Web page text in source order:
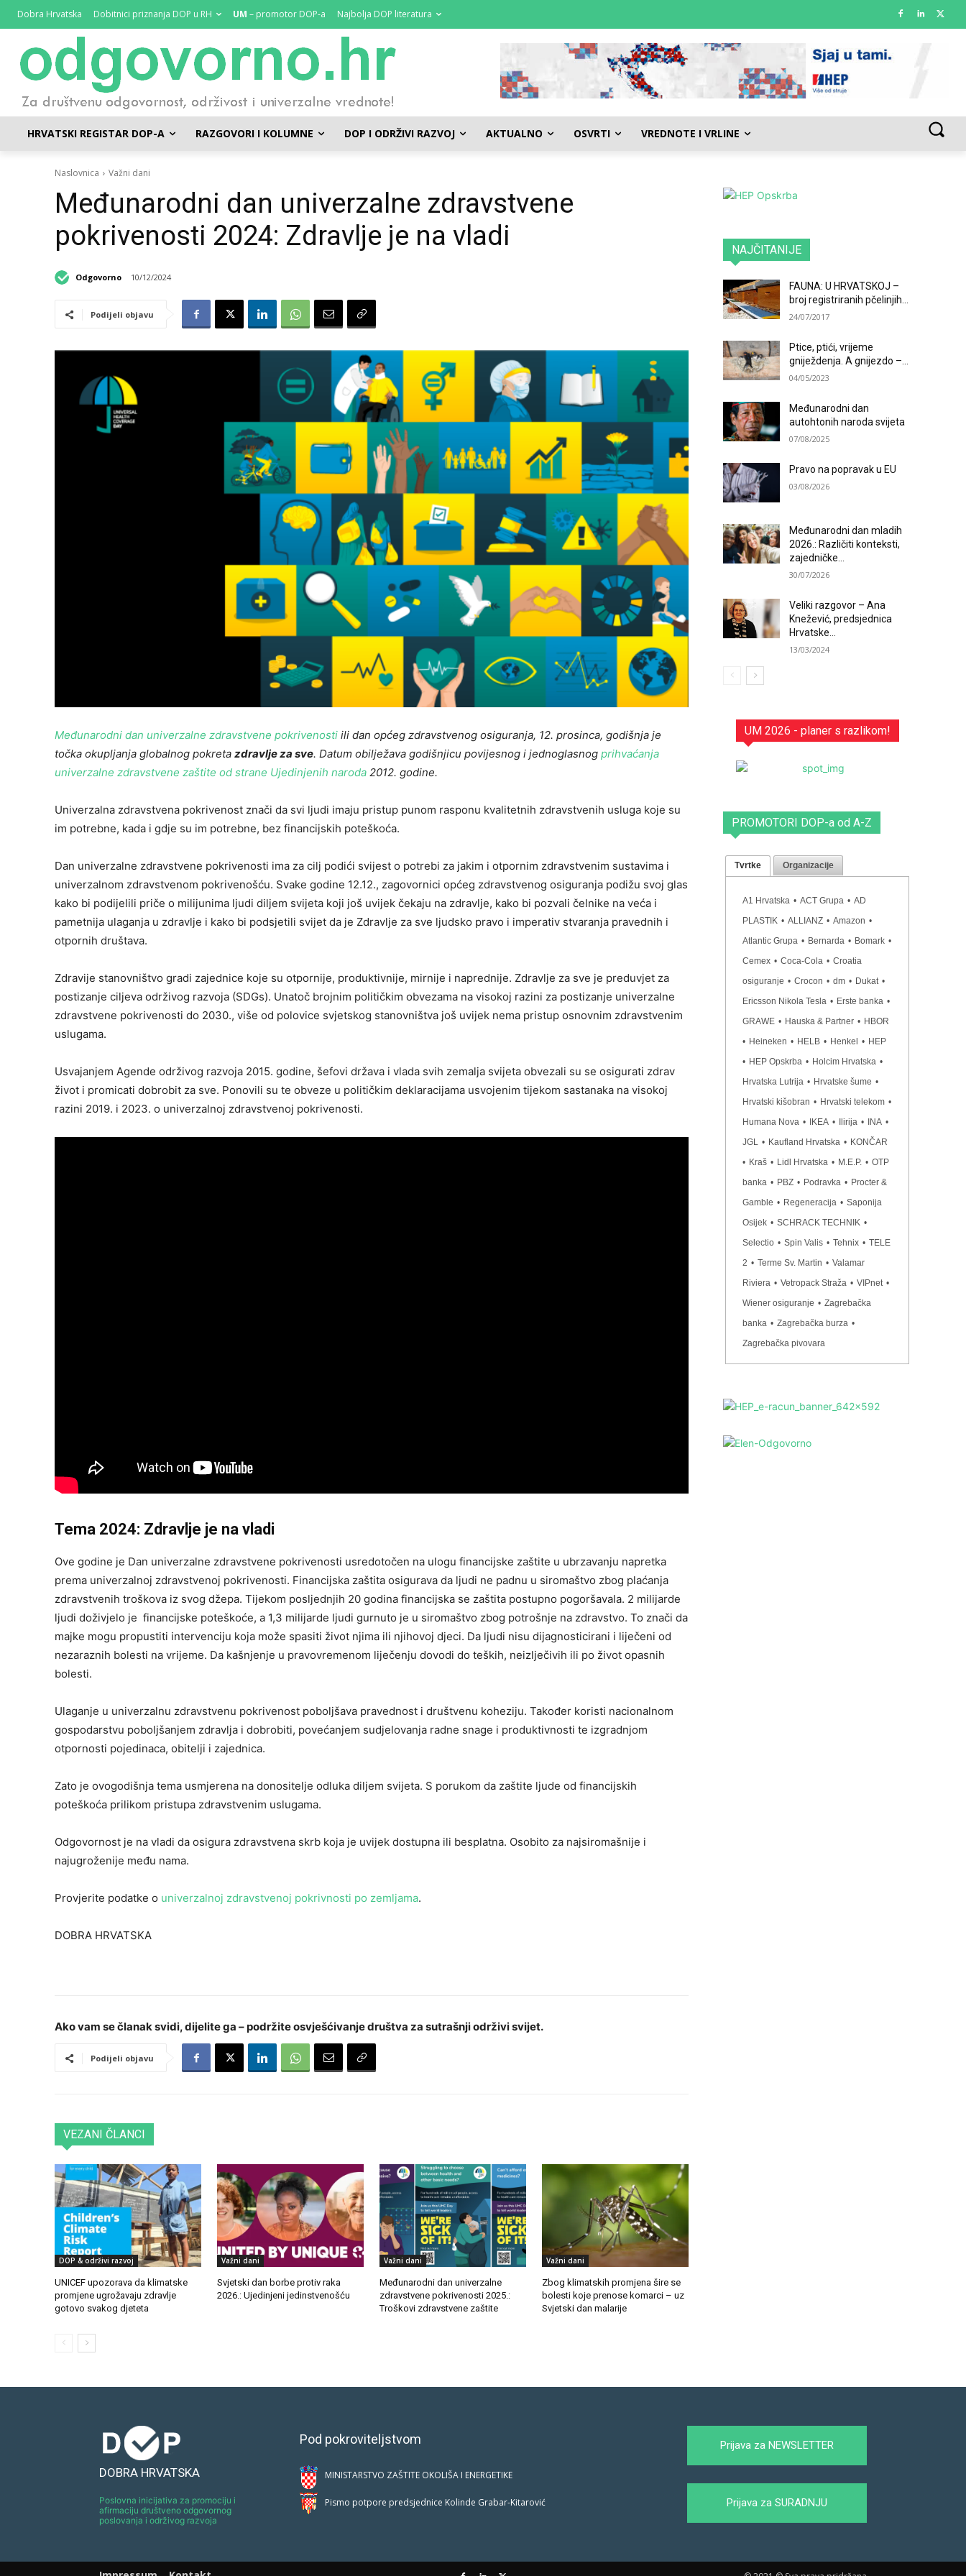
Dobra Hrvatska Dobitnici priznanja DOP u RH UM – promotor DOP-a Najbolja DOP literatura
HRVATSKI REGISTAR DOP-A RAZGOVORI I KOLUMNE DOP I ODRŽIVI RAZVOJ AKTUALNO OSVRTI VREDNOTE I VRLINE
Naslovnica Važni dani
Međunarodni dan univerzalne zdravstvene
pokrivenosti 2024: Zdravlje je na vladi
Odgovorno 10/12/2024
Podijeli objavu
Međunarodni dan univerzalne zdravstvene pokrivenosti ili dan općeg zdravstvenog osiguranja, 12. prosinca, godišnja je
točka okupljanja globalnog pokreta zdravlje za sve. Datum obilježava godišnjicu povijesnog i jednoglasnog prihvaćanja
univerzalne zdravstvene zaštite od strane Ujedinjenih naroda 2012. godine.
Univerzalna zdravstvena pokrivenost znači da svi ljudi imaju pristup punom rasponu kvalitetnih zdravstvenih usluga koje su
im potrebne, kada i gdje su im potrebne, bez financijskih poteškoća.
Dan univerzalne zdravstvene pokrivenosti ima za cilj podići svijest o potrebi za jakim i otpornim zdravstvenim sustavima i
univerzalnom zdravstvenom pokrivenošću. Svake godine 12.12., zagovornici općeg zdravstvenog osiguranja podižu svoj glas
kako bi podijelili priče o milijunima ljudi diljem svijeta koji još uvijek čekaju na zdravlje, kako bi pozvali čelnike na veća i
pametnija ulaganja u zdravlje i kako bi podsjetili svijet da je Zdravlje za sve ljudsko pravo i imperativ stvaranja pravednih i
otpornih društava.
Zdravije stanovništvo gradi zajednice koje su otpornije, produktivnije, mirnije i naprednije. Zdravlje za sve je preduvjet za
postizanje ciljeva održivog razvoja (SDGs). Unatoč brojnim političkim obvezama na visokoj razini za postizanje univerzalne
zdravstvene pokrivenosti do 2030., više od polovice svjetskog stanovništva još uvijek nema pristup osnovnim zdravstvenim
uslugama.
Usvajanjem Agende održivog razvoja 2015. godine, šefovi država i vlada svih zemalja svijeta obvezali su se osigurati zdrav
život i promicati dobrobit za sve. Ponovili su te obveze u političkim deklaracijama usvojenim tijekom sastanaka na visokoj
razini 2019. i 2023. o univerzalnoj zdravstvenoj pokrivenosti.
Tema 2024: Zdravlje je na vladi
Ove godine je Dan univerzalne zdravstvene pokrivenosti usredotočen na ulogu financijske zaštite u ubrzavanju napretka
prema univerzalnoj zdravstvenoj pokrivenosti. Financijska zaštita osigurava da ljudi ne padnu u siromaštvo zbog plaćanja
zdravstvenih troškova iz svog džepa. Tijekom posljednjih 20 godina financijska se zaštita postupno pogoršavala. 2 milijarde
ljudi doživjelo je financijske poteškoće, a 1,3 milijarde ljudi gurnuto je u siromaštvo zbog potrošnje na zdravstvo. To znači da
majke mogu propustiti intervenciju koja može spasiti život njima ili njihovoj djeci. Da ljudi nisu dijagnosticirani i liječeni od
nezaraznih bolesti na vrijeme. Da kašnjenje u pravovremenom liječenju dovodi do teških, neizlječivih ili po život opasnih
bolesti.
Ulaganje u univerzalnu zdravstvenu pokrivenost poboljšava pravednost i društvenu koheziju. Također koristi nacionalnom
gospodarstvu poboljšanjem zdravlja i dobrobiti, povećanjem sudjelovanja radne snage i produktivnosti te izgradnjom
otpornosti pojedinaca, obitelji i zajednica.
Zato je ovogodišnja tema usmjerena na donositelje odluka diljem svijeta. S porukom da zaštite ljude od financijskih
poteškoća prilikom pristupa zdravstvenim uslugama.
Odgovornost je na vladi da osigura zdravstvena skrb koja je uvijek dostupna ili besplatna. Osobito za najsiromašnije i
najugroženije među nama.
Provjerite podatke o univerzalnoj zdravstvenoj pokrivnosti po zemljama.
DOBRA HRVATSKA
Ako vam se članak svidi, dijelite ga – podržite osvješćivanje društva za sutrašnji održivi svijet.
Podijeli objavu
VEZANI ČLANCI
DOP & održivi razvoj
UNICEF upozorava da klimatske
promjene ugrožavaju zdravlje
gotovo svakog djeteta
Važni dani
Svjetski dan borbe protiv raka
2026.: Ujedinjeni jedinstvenošću
Važni dani
Međunarodni dan univerzalne
zdravstvene pokrivenosti 2025.:
Troškovi zdravstvene zaštite
Važni dani
Zbog klimatskih promjena šire se
bolesti koje prenose komarci – uz
Svjetski dan malarije
NAJČITANIJE
FAUNA: U HRVATSKOJ –
broj registriranih pčelinjih...
24/07/2017
Ptice, ptići, vrijeme
gniježdenja. A gnijezdo –...
04/05/2023
Međunarodni dan
autohtonih naroda svijeta
07/08/2025
Pravo na popravak u EU
03/08/2026
Međunarodni dan mladih
2026.: Različiti konteksti,
zajedničke...
30/07/2026
Veliki razgovor – Ana
Knežević, predsjednica
Hrvatske...
13/03/2024
UM 2026 - planer s razlikom!
PROMOTORI DOP-a od A-Z
Tvrtke Organizacije
A1 Hrvatska • ACT Grupa • AD
PLASTIK • ALLIANZ • Amazon •
Atlantic Grupa • Bernarda • Bomark •
Cemex • Coca-Cola • Croatia
osiguranje • Crocon • dm • Dukat •
Ericsson Nikola Tesla • Erste banka •
GRAWE • Hauska & Partner • HBOR
• Heineken • HELB • Henkel • HEP
• HEP Opskrba • Holcim Hrvatska •
Hrvatska Lutrija • Hrvatske šume •
Hrvatski kišobran • Hrvatski telekom •
Humana Nova • IKEA • Ilirija • INA •
JGL • Kaufland Hrvatska • KONČAR
• Kraš • Lidl Hrvatska • M.E.P. • OTP
banka • PBZ • Podravka • Procter &
Gamble • Regeneracija • Saponija
Osijek • SCHRACK TECHNIK •
Selectio • Spin Valis • Tehnix • TELE
2 • Terme Sv. Martin • Valamar
Riviera • Vetropack Straža • VIPnet •
Wiener osiguranje • Zagrebačka
banka • Zagrebačka burza •
Zagrebačka pivovara
DOBRA HRVATSKA
Poslovna inicijativa za promociju i
afirmaciju društveno odgovornog
poslovanja i održivog razvoja
Pod pokroviteljstvom
MINISTARSTVO ZAŠTITE OKOLIŠA I ENERGETIKE
Pismo potpore predsjednice Kolinde Grabar-Kitarović
Prijava za NEWSLETTER
Prijava za SURADNJU